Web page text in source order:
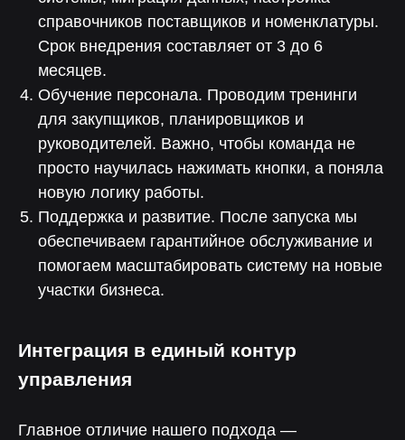
справочников поставщиков и номенклатуры.
Срок внедрения составляет от 3 до 6
месяцев.
Обучение персонала. Проводим тренинги
для закупщиков, планировщиков и
руководителей. Важно, чтобы команда не
просто научилась нажимать кнопки, а поняла
новую логику работы.
Поддержка и развитие. После запуска мы
обеспечиваем гарантийное обслуживание и
помогаем масштабировать систему на новые
участки бизнеса.
Интеграция в единый контур
управления
Главное отличие нашего подхода —